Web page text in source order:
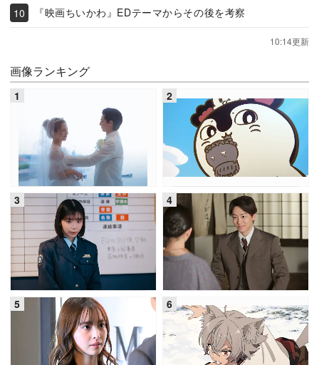
『映画ちいかわ』EDテーマからその後を考察
10:14更新
画像ランキング